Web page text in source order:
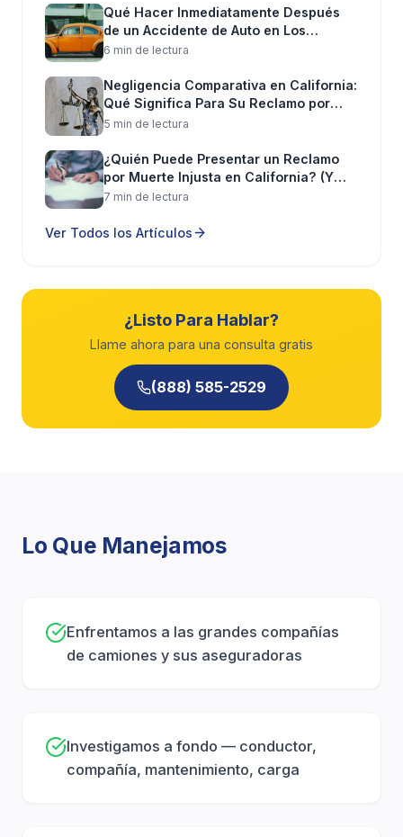
Debido al peso y la fuerza involucrados, los
accidentes de camión frecuentemente causan
lesiones más serias:
Lesiones cerebrales traumáticas (TBI)
Lesiones de médula espinal y parálisis
Fracturas múltiples y huesos rotos
Lesiones internas de órganos
Amputaciones
Muerte por negligencia
Lo Que Puede Esperar al Trabajar
con Nosotros
Escuchamos lo que pasó, respondemos sus
preguntas y le explicamos sus opciones en
2. Investigación y Preservación de
Evidencia
de preservación, registros del conductor y datos de
la caja negra.
Qué Hacer Inmediatamente Después
de un Accidente de Auto en Los
Ángeles (Paso a Paso)
6 min de lectura
Negligencia Comparativa en California:
Qué Significa Para Su Reclamo por
Lesiones
5 min de lectura
¿Quién Puede Presentar un Reclamo
por Muerte Injusta en California? (Y
Qué Puede Recuperar)
7 min de lectura
Ver Todos los Artículos
¿Listo Para Hablar?
Llame ahora para una consulta gratis
(888) 585-2529
Lo Que Manejamos
Enfrentamos a las grandes compañías
de camiones y sus aseguradoras
Investigamos a fondo — conductor,
compañía, mantenimiento, carga